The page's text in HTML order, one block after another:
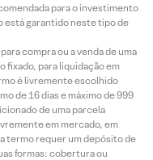
para o investimento
está garantido neste tipo de
compra ou a venda de uma
fixado, para liquidação em
é livremente escolhido
de 16 dias e máximo de 999
de uma parcela
em mercado, em
termo requer um depósito de
formas: cobertura ou